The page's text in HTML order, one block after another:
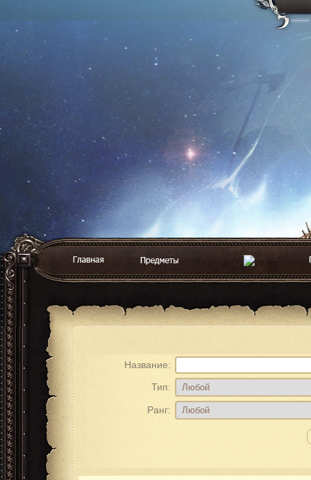
Название:
Тип:
Ранг: